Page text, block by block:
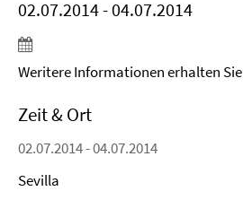
02.07.2014 - 04.07.2014
Weritere Informationen erhalten Sie
Zeit & Ort
02.07.2014 - 04.07.2014
Sevilla